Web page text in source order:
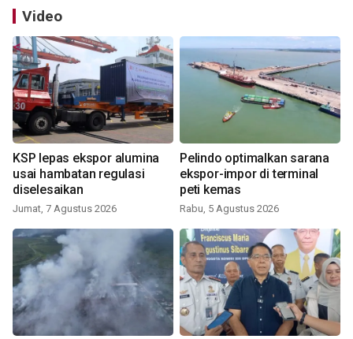
Video
KSP lepas ekspor alumina
usai hambatan regulasi
diselesaikan
Jumat, 7 Agustus 2026
Pelindo optimalkan sarana
ekspor-impor di terminal
peti kemas
Rabu, 5 Agustus 2026